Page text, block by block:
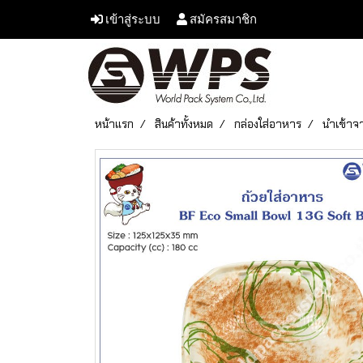
เข้าสู่ระบบ สมัครสมาชิก
หน้าแรก สินค้าทั้งหมด กล่องใส่อาหาร นำเข้า